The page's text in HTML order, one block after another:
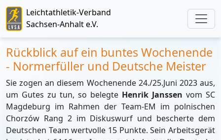
Leichtathletik-Verband
Sachsen-Anhalt e.V.
Rückblick auf ein buntes Wochenende
- Normerfüller und Deutsche Meister
Sie zogen an diesem Wochenende 24./25.Juni 2023 aus,
um Gutes zu tun, so belegte Henrik Janssen vom SC
Magdeburg im Rahmen der Team-EM im polnischen
Chorzów Rang 2 im Diskuswurf und bescherte dem
Deutschen Team wertvolle 15 Punkte. Sein Arbeitsgerät